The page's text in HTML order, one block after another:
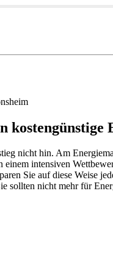
nicht hin. Am
intensiven
Sie auf diese Weise
sollten nicht mehr für